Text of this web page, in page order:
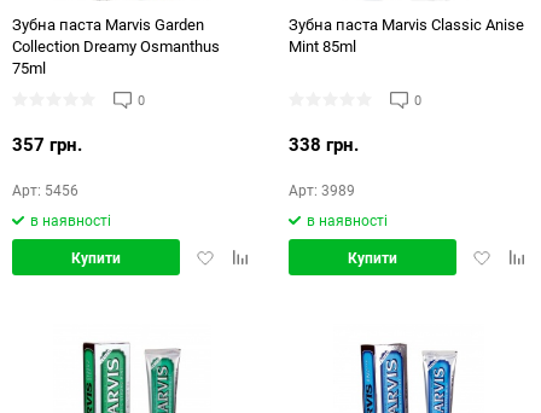
Зубна паста Marvis Garden
Collection Dreamy Osmanthus
75ml
0
357 грн.
Арт: 5456
в наявності
ДодатиДодати
Купити
Зубна паста Marvis Classic Anise
Mint 85ml
0
338 грн.
Арт: 3989
в наявності
Додати
Купити